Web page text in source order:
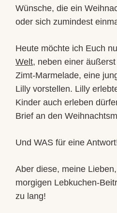
Wünsche, die ein
oder sich zumindest
Heute möchte ich Euch
Welt, neben einer
Zimt-Marmelade, eine
Lilly vorstellen. Lilly
Kinder auch erleben
Brief an den
Und WAS für eine
Aber diese, meine
morgigen Lebkuchen-
zu lang!